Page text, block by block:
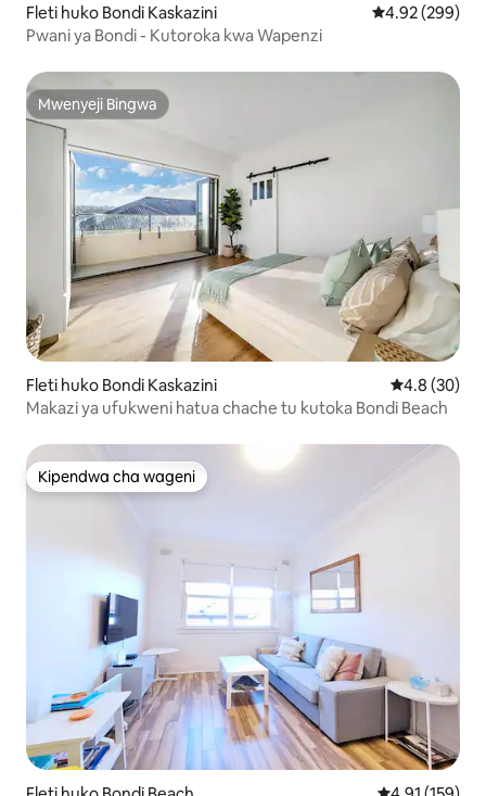
Fleti huko Bondi Kaskazini Ukadiriaji wa
4.92 (299)
Pwani ya Bondi - Kutoroka kwa Wapenzi
Mwenyeji Bingwa
Mwenyeji Bingwa
Fleti huko Bondi Kaskazini Ukadiriaji
4.8 (30)
Makazi ya ufukweni hatua chache tu kutoka Bondi Beach
Kipendwa cha wageni
Kipendwa cha wageni